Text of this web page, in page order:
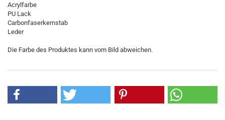
Acrylfarbe
PU Lack
Carbonfaserkernstab
Leder
Die Farbe des Produktes kann vom Bild abweichen.